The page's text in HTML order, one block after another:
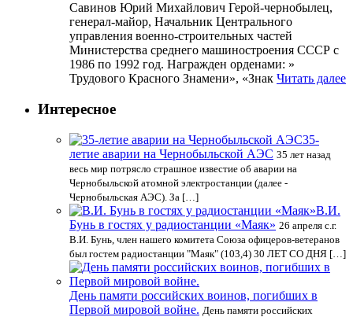
Савинов Юрий Михайлович Герой-чернобылец,
генерал-майор, Начальник Центрального
управления военно-строительных частей
Министерства среднего машиностроения СССР с
1986 по 1992 год. Награжден орденами: »
Трудового Красного Знамени», «Знак Читать далее
Интересное
35-
летие аварии на Чернобыльской АЭС 35 лет назад
весь мир потрясло страшное известие об аварии на
Чернобыльской атомной электростанции (далее -
Чернобыльская АЭС). За […]
В.И.
Бунь в гостях у радиостанции «Маяк» 26 апреля с.г.
В.И. Бунь, член нашего комитета Союза офицеров-ветеранов
был гостем радиостанции "Маяк" (103,4) 30 ЛЕТ СО ДНЯ […]
День памяти российских воинов, погибших в
Первой мировой войне. День памяти российских